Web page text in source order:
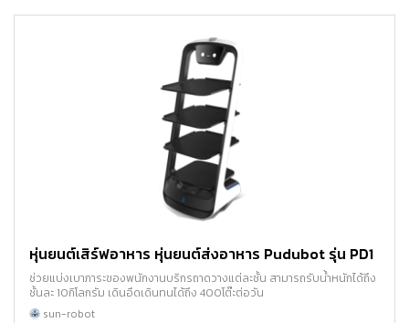
หุ่นยนต์เสิร์ฟอาหาร หุ่นยนต์ส่งอาหาร Pudubot รุ่น PD1
ช่วยแบ่งเบาภาระของพนักงานบริกรถาดวางแต่ละชั้น สามารถรับน้ำหนักได้ถึง
ชั้นละ 10กิโลกรัม เดินอึดเดินทนได้ถึง 400โต๊ะต่อวัน
sun-robot